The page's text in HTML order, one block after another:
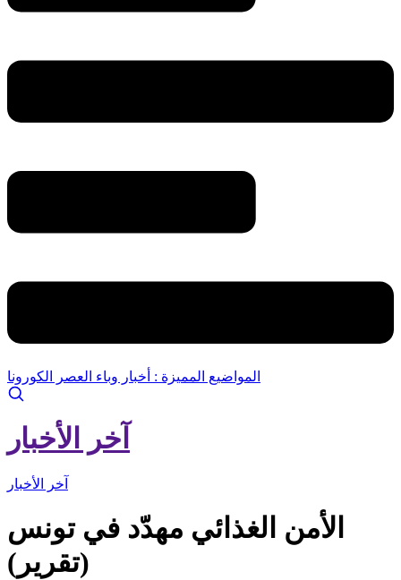
المواضيع المميزة : أخبار وباء العصر الكورونا
آخر الأخبار
آخر الأخبار
الأمن الغذائي مهدّد في تونس
(تقرير)